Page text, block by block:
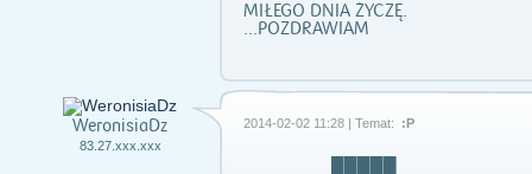
MIŁEGO DNIA ŻYCZĘ.
...POZDRAWIAM
WeronisiaDz
83.27.xxx.xxx
2014-02-02 11:28 | Temat: :P